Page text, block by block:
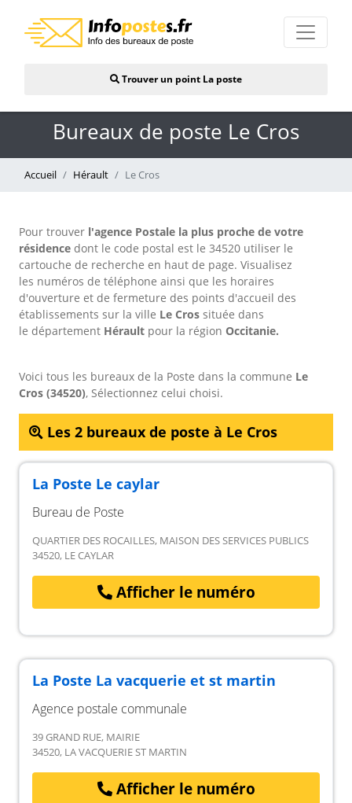
Trouver un point La poste
Bureaux de poste Le Cros
Accueil Hérault Le Cros
Pour trouver l'agence Postale la plus proche de votre
résidence dont le code postal est le 34520 utiliser le
cartouche de recherche en haut de page. Visualisez
les numéros de téléphone ainsi que les horaires
d'ouverture et de fermeture des points d'accueil des
établissements sur la ville Le Cros située dans
le département Hérault pour la région Occitanie.
Voici tous les bureaux de la Poste dans la commune Le
Cros (34520), Sélectionnez celui choisi.
Les 2 bureaux de poste à Le Cros
La Poste Le caylar
Bureau de Poste
QUARTIER DES ROCAILLES, MAISON DES SERVICES PUBLICS
34520, LE CAYLAR
Afficher le numéro
La Poste La vacquerie et st martin
Agence postale communale
39 GRAND RUE, MAIRIE
34520, LA VACQUERIE ST MARTIN
Afficher le numéro